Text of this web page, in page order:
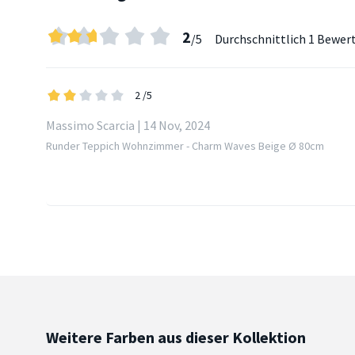
2/5 Durchschnittlich 1
2 /5
Massimo Scarcia | 14 Nov, 2024
Runder Teppich Wohnzimmer - Charm Waves Beige Ø 80cm
Weitere Farben aus dieser Kollektion